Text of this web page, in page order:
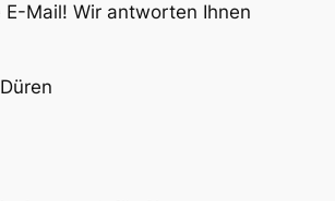
E-Mail! Wir antworten Ihnen